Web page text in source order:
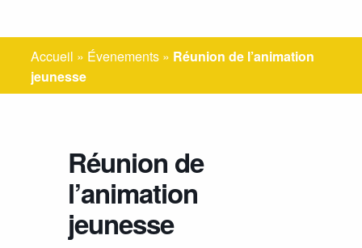
Accueil » Évenements » Réunion de l’animation
jeunesse
Réunion de
l’animation
jeunesse